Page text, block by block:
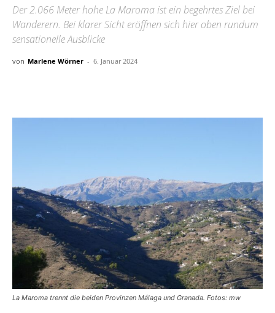
Der 2.066 Meter hohe La Maroma ist ein begehrtes Ziel bei
Wanderern. Bei klarer Sicht eröffnen sich hier oben rundum
sensationelle Ausblicke
von Marlene Wörner - 6. Januar 2024
La Maroma trennt die beiden Provinzen Málaga und Granada. Fotos: mw